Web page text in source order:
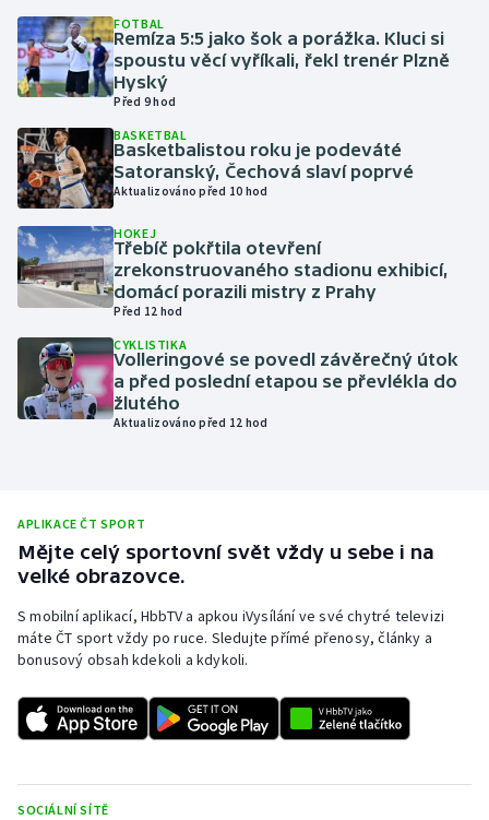
Krasobruslení
Lezení
Moderní pětiboj
Motorsport
Olympijské hry
Plavání
Plážový volejbal
Rychlostní kanoistika
Short track
Sportovní střelba
Stolní tenis
Triatlon
FOTBAL
Remíza 5:5 jako šok a porážka. Kluci si
spoustu věcí vyříkali, řekl trenér Plzně
Hyský
Před 9 hod
BASKETBAL
Basketbalistou roku je podeváté
Satoranský, Čechová slaví poprvé
Aktualizováno před 10 hod
HOKEJ
Třebíč pokřtila otevření
zrekonstruovaného stadionu exhibicí,
domácí porazili mistry z Prahy
Před 12 hod
CYKLISTIKA
Volleringové se povedl závěrečný útok
a před poslední etapou se převlékla do
žlutého
Aktualizováno před 12 hod
APLIKACE ČT SPORT
Mějte celý sportovní svět vždy u sebe i na
velké obrazovce.
S mobilní aplikací, HbbTV a apkou iVysílání ve své chytré televizi
máte ČT sport vždy po ruce. Sledujte přímé přenosy, články a
bonusový obsah kdekoli a kdykoli.
SOCIÁLNÍ SÍTĚ